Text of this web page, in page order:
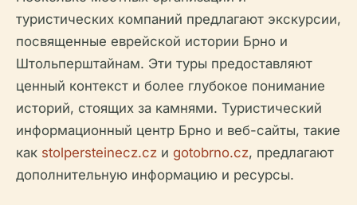
туристических компаний предлагают экскурсии,
посвященные еврейской истории Брно и
Штольперштайнам. Эти туры предоставляют
ценный контекст и более глубокое понимание
историй, стоящих за камнями. Туристический
информационный центр Брно и веб-сайты, такие
как stolpersteinecz.cz и gotobrno.cz, предлагают
дополнительную информацию и ресурсы.